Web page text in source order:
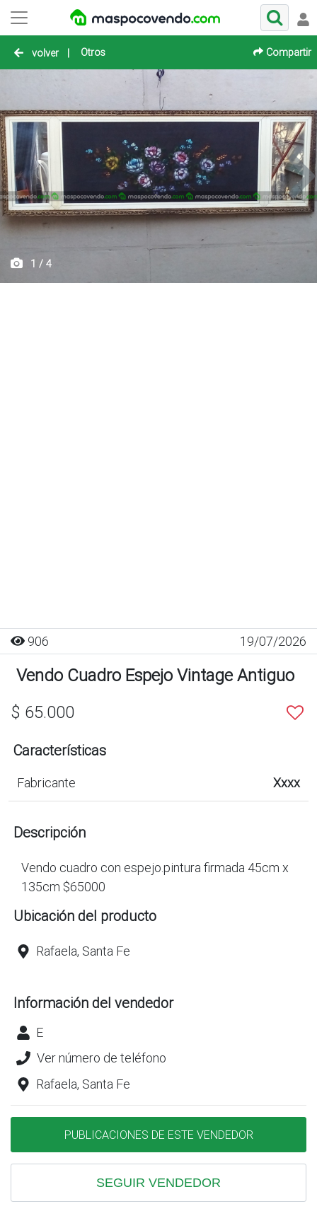
volver | Otros Compartir
1 / 4
906 19/07/2026
Vendo Cuadro Espejo Vintage Antiguo
$ 65.000
Características
Fabricante Xxxx
Descripción
Vendo cuadro con espejo.pintura firmada 45cm x
135cm $65000
Ubicación del producto
Rafaela, Santa Fe
Información del vendedor
E
Ver número de teléfono
Rafaela, Santa Fe
PUBLICACIONES DE ESTE VENDEDOR
SEGUIR VENDEDOR